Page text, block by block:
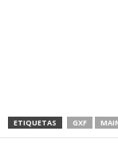
ETIQUETAS GXF